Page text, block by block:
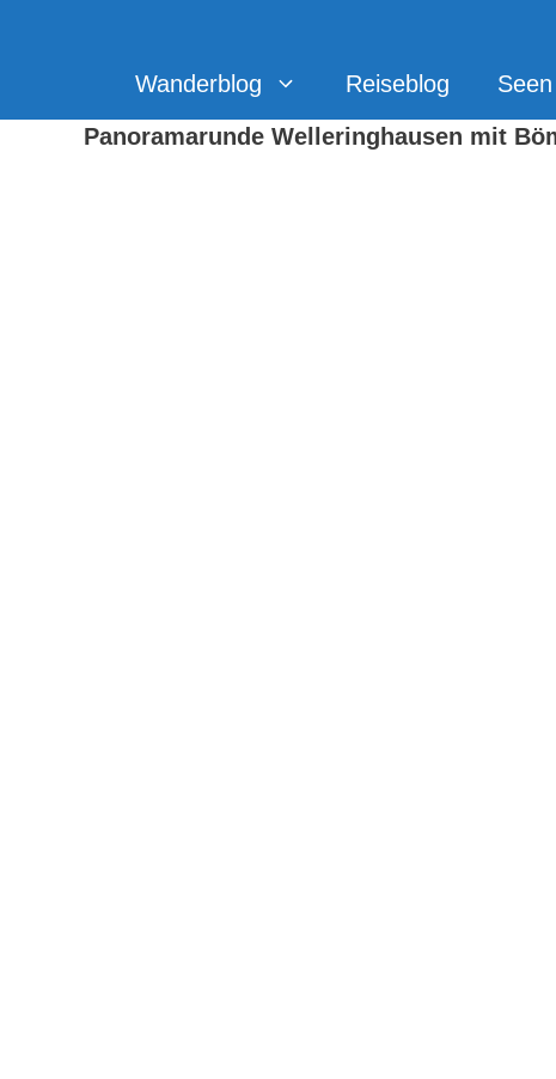
Wanderblog Reiseblog Seen
Panoramarunde Welleringhausen mit